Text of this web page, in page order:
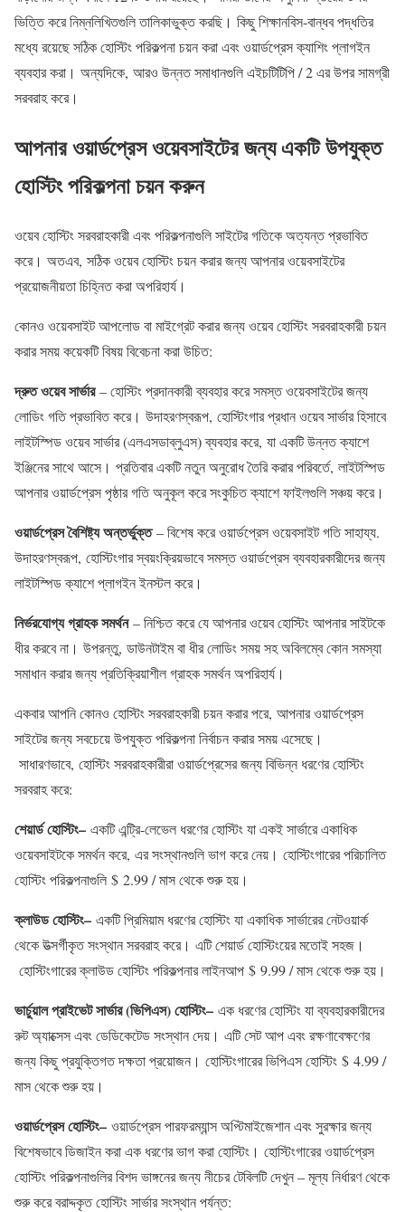
ভিত্তি করে নিম্নলিখিতগুলি তালিকাভুক্ত করছি। কিছু শিক্ষানবিস-বান্ধব পদ্ধতির
মধ্যে রয়েছে সঠিক হোস্টিং পরিকল্পনা চয়ন করা এবং ওয়ার্ডপ্রেস ক্যাশিং প্লাগইন
ব্যবহার করা। অন্যদিকে, আরও উন্নত সমাধানগুলি এইচটিটিপি / 2 এর উপর সামগ্রী
সরবরাহ করে।
আপনার ওয়ার্ডপ্রেস ওয়েবসাইটের জন্য একটি উপযুক্ত
হোস্টিং পরিকল্পনা চয়ন করুন
ওয়েব হোস্টিং সরবরাহকারী এবং পরিকল্পনাগুলি সাইটের গতিকে অত্যন্ত প্রভাবিত
করে। অতএব, সঠিক ওয়েব হোস্টিং চয়ন করার জন্য আপনার ওয়েবসাইটের
প্রয়োজনীয়তা চিহ্নিত করা অপরিহার্য।
কোনও ওয়েবসাইট আপলোড বা মাইগ্রেট করার জন্য ওয়েব হোস্টিং সরবরাহকারী চয়ন
করার সময় কয়েকটি বিষয় বিবেচনা করা উচিত:
দ্রুত ওয়েব সার্ভার– হোস্টিং প্রদানকারী ব্যবহার করে সমস্ত ওয়েবসাইটের জন্য
লোডিং গতি প্রভাবিত করে। উদাহরণস্বরূপ, হোস্টিংগার প্রধান ওয়েব সার্ভার হিসাবে
লাইটস্পিড ওয়েব সার্ভার (এলএসডাব্লুএস) ব্যবহার করে, যা একটি উন্নত ক্যাশে
ইঞ্জিনের সাথে আসে। প্রতিবার একটি নতুন অনুরোধ তৈরি করার পরিবর্তে, লাইটস্পিড
আপনার ওয়ার্ডপ্রেস পৃষ্ঠার গতি অনুকূল করে সংকুচিত ক্যাশে ফাইলগুলি সঞ্চয় করে।
ওয়ার্ডপ্রেস বৈশিষ্ট্য অন্তর্ভুক্ত– বিশেষ করে ওয়ার্ডপ্রেস ওয়েবসাইট গতি সাহায্য.
উদাহরণস্বরূপ, হোস্টিংগার স্বয়ংক্রিয়ভাবে সমস্ত ওয়ার্ডপ্রেস ব্যবহারকারীদের জন্য
লাইটস্পিড ক্যাশে প্লাগইন ইনস্টল করে।
নির্ভরযোগ্য গ্রাহক সমর্থন– নিশ্চিত করে যে আপনার ওয়েব হোস্টিং আপনার সাইটকে
ধীর করবে না। উপরন্তু, ডাউনটাইম বা ধীর লোডিং সময় সহ অবিলম্বে কোন সমস্যা
সমাধান করার জন্য প্রতিক্রিয়াশীল গ্রাহক সমর্থন অপরিহার্য।
একবার আপনি কোনও হোস্টিং সরবরাহকারী চয়ন করার পরে, আপনার ওয়ার্ডপ্রেস
সাইটের জন্য সবচেয়ে উপযুক্ত পরিকল্পনা নির্বাচন করার সময় এসেছে।
সাধারণভাবে, হোস্টিং সরবরাহকারীরা ওয়ার্ডপ্রেসের জন্য বিভিন্ন ধরণের হোস্টিং
সরবরাহ করে:
শেয়ার্ড হোস্টিং– একটি এন্ট্রি-লেভেল ধরণের হোস্টিং যা একই সার্ভারে একাধিক
ওয়েবসাইটকে সমর্থন করে, এর সংস্থানগুলি ভাগ করে নেয়। হোস্টিংগারের পরিচালিত
হোস্টিং পরিকল্পনাগুলি $ 2.99 / মাস থেকে শুরু হয়।
ক্লাউড হোস্টিং– একটি প্রিমিয়াম ধরণের হোস্টিং যা একাধিক সার্ভারের নেটওয়ার্ক
থেকে উত্সর্গীকৃত সংস্থান সরবরাহ করে। এটি শেয়ার্ড হোস্টিংয়ের মতোই সহজ।
হোস্টিংগারের ক্লাউড হোস্টিং পরিকল্পনার লাইনআপ $ 9.99 / মাস থেকে শুরু হয়।
ভার্চুয়াল প্রাইভেট সার্ভার (ভিপিএস) হোস্টিং– এক ধরণের হোস্টিং যা ব্যবহারকারীদের
রুট অ্যাক্সেস এবং ডেডিকেটেড সংস্থান দেয়। এটি সেট আপ এবং রক্ষণাবেক্ষণের
জন্য কিছু প্রযুক্তিগত দক্ষতা প্রয়োজন। হোস্টিংগারের ভিপিএস হোস্টিং $ 4.99 /
মাস থেকে শুরু হয়।
ওয়ার্ডপ্রেস হোস্টিং– ওয়ার্ডপ্রেস পারফরম্যান্স অপ্টিমাইজেশান এবং সুরক্ষার জন্য
বিশেষভাবে ডিজাইন করা এক ধরণের ভাগ করা হোস্টিং। হোস্টিংগারের ওয়ার্ডপ্রেস
হোস্টিং পরিকল্পনাগুলির বিশদ ভাঙ্গনের জন্য নীচের টেবিলটি দেখুন – মূল্য নির্ধারণ থেকে
শুরু করে বরাদ্দকৃত হোস্টিং সার্ভার সংস্থান পর্যন্ত: